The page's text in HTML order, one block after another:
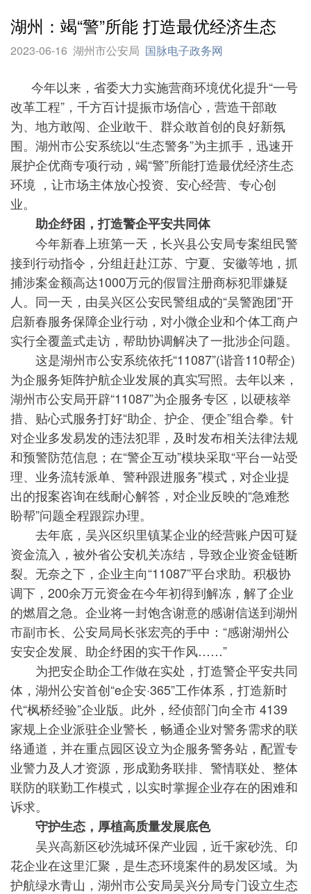
湖州：竭“警”所能 打造最优经济生态
2023-06-16 湖州市公安局 国脉电子政务网
今年以来，省委大力实施营商环境优化提升“一号
改革工程”，千方百计提振市场信心，营造干部敢
为、地方敢闯、企业敢干、群众敢首创的良好新氛
围。湖州市公安系统以“生态警务”为主抓手，迅速开
展护企优商专项行动，竭“警”所能打造最优经济生态
环境 ，让市场主体放心投资、安心经营、专心创
业。
助企纾困，打造警企平安共同体
今年新春上班第一天，长兴县公安局专案组民警
接到行动指令，分组赶赴江苏、宁夏、安徽等地，抓
捕涉案金额高达1000万元的假冒注册商标犯罪嫌疑
人。同一天，由吴兴区公安民警组成的“吴警跑团”开
启新春服务保障企业行动，对小微企业和个体工商户
实行全覆盖式走访，帮助协调解决了一批涉企问题。
这是湖州市公安系统依托“11087”(谐音110帮企)
为企服务矩阵护航企业发展的真实写照。去年以来，
湖州市公安局开辟“11087”为企服务专区，以硬核举
措、贴心式服务打好“助企、护企、便企”组合拳。针
对企业多发易发的违法犯罪，及时发布相关法律法规
和预警防范信息；在“警企互动”模块采取“平台一站受
理、业务流转派单、警种跟进服务”模式，对企业提
出的报案咨询在线耐心解答，对企业反映的“急难愁
盼帮”问题全程跟踪办理。
去年底，吴兴区织里镇某企业的经营账户因可疑
资金流入，被外省公安机关冻结，导致企业资金链断
裂。无奈之下，企业主向“11087”平台求助。积极协
调下，200余万元资金在今年初得到解冻，解了企业
的燃眉之急。企业将一封饱含谢意的感谢信送到湖州
市副市长、公安局局长张宏亮的手中：“感谢湖州公
安安企发展、助企纾困的实干作风……”
为把安企助企工作做在实处，打造警企平安共同
体，湖州公安首创“e企安·365”工作体系，打造新时
代“枫桥经验”企业版。此外，经侦部门向全市 4139
家规上企业派驻企业警长，畅通企业对警务需求的联
络通道，并在重点园区设立为企服务警务站，配置专
业警力及人才资源，形成勤务联排、警情联处、整体
联防的联勤工作模式，以实时掌握企业存在的困难和
诉求。
守护生态，厚植高质量发展底色
吴兴高新区砂洗城环保产业园，近千家砂洗、印
花企业在这里汇聚，是生态环境案件的易发区域。为
护航绿水青山，湖州市公安局吴兴分局专门设立生态